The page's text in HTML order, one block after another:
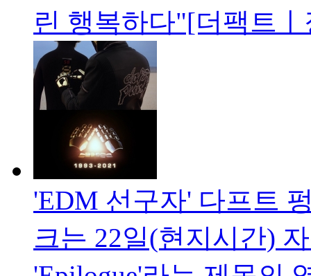
린 행복하다"[더팩트
'EDM 선구자' 다프트
크는 22일(현지시간)